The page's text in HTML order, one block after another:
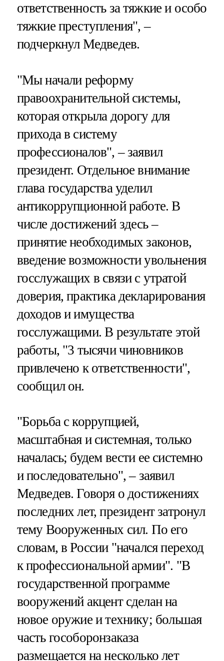
ответственность за тяжкие и особо
тяжкие преступления", –
подчеркнул Медведев.
"Мы начали реформу
правоохранительной системы,
которая открыла дорогу для
прихода в систему
профессионалов", – заявил
президент. Отдельное внимание
глава государства уделил
антикоррупционной работе. В
числе достижений здесь –
принятие необходимых законов,
введение возможности увольнения
госслужащих в связи с утратой
доверия, практика декларирования
доходов и имущества
госслужащими. В результате этой
работы, "3 тысячи чиновников
привлечено к ответственности",
сообщил он.
"Борьба с коррупцией,
масштабная и системная, только
началась; будем вести ее системно
и последовательно", – заявил
Медведев. Говоря о достижениях
последних лет, президент затронул
тему Вооруженных сил. По его
словам, в России "начался переход
к профессиональной армии". "В
государственной программе
вооружений акцент сделан на
новое оружие и технику; большая
часть гособоронзаказа
размещается на несколько лет